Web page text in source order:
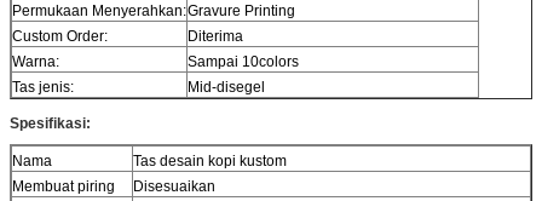
Permukaan Menyerahkan:Gravure Printing
Custom Order:
Diterima
Warna:
Sampai 10colors
Tas jenis:
Mid-disegel
Spesifikasi:
Nama
Tas desain kopi kustom
Membuat piring
Disesuaikan